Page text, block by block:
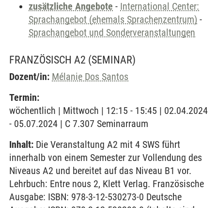
zusätzliche Angebote - International Center:
Sprachangebot (ehemals Sprachenzentrum) -
Sprachangebot und Sonderveranstaltungen
FRANZÖSISCH A2 (SEMINAR)
Dozent/in: Mélanie Dos Santos
Termin:
wöchentlich | Mittwoch | 12:15 - 15:45 | 02.04.2024
- 05.07.2024 | C 7.307 Seminarraum
Inhalt: Die Veranstaltung A2 mit 4 SWS führt
innerhalb von einem Semester zur Vollendung des
Niveaus A2 und bereitet auf das Niveau B1 vor.
Lehrbuch: Entre nous 2, Klett Verlag. Französische
Ausgabe: ISBN: 978-3-12-530273-0 Deutsche